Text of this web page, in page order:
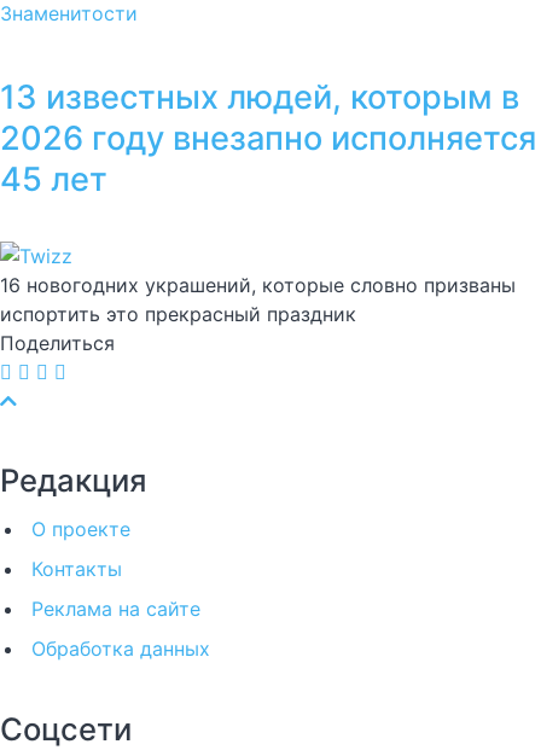
Знаменитости
13 известных людей, которым в
2026 году внезапно исполняется
45 лет
16 новогодних украшений, которые словно призваны
испортить это прекрасный праздник
Поделиться
Редакция
О проекте
Контакты
Реклама на сайте
Обработка данных
Соцсети